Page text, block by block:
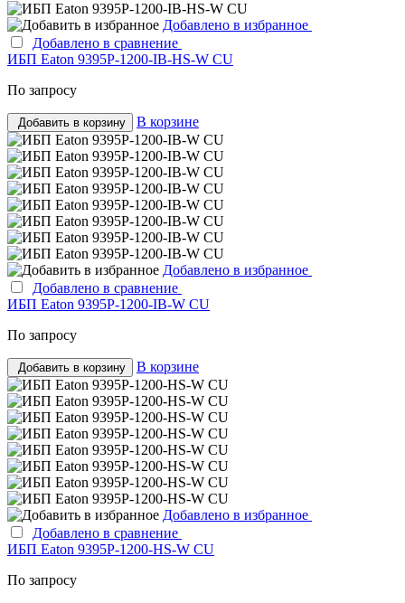
Добавлено в избранное
Добавлено в сравнение
ИБП Eaton 9395P-1200-IB-HS-W CU
По запросу
Добавить в корзину В корзине
Добавлено в избранное
Добавлено в сравнение
ИБП Eaton 9395P-1200-IB-W CU
По запросу
Добавить в корзину В корзине
Добавлено в избранное
Добавлено в сравнение
ИБП Eaton 9395P-1200-HS-W CU
По запросу